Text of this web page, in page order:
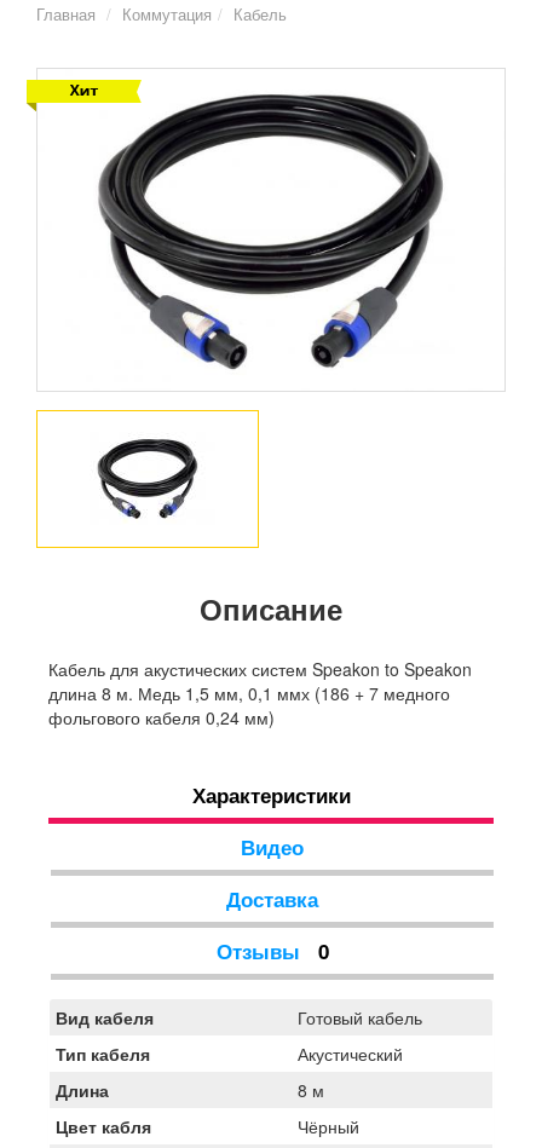
Главная Коммутация Кабель
Описание
Кабель для акустических систем Speakon to Speakon
длина 8 м. Медь 1,5 мм, 0,1 ммх (186 + 7 медного
фольгового кабеля 0,24 мм)
Характеристики
Видео
Доставка
Отзывы
0
Вид кабеля
Готовый кабель
Тип кабеля
Акустический
Длина
8 м
Цвет кабля
Чёрный